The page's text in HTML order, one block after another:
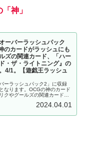
神」
ーバーラッシュパック
のカードがラッシュにも
ズの関連カード、「ハー
・ザ・ライトニング』の
4/1。【遊戯王ラッシュ
ーラッシュパック2」に収録
なります。OCGの神のカード
クやグールズの関連カード、
2024.04.01